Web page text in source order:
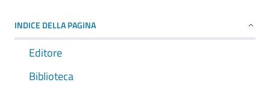
INDICE DELLA PAGINA
Editore
Biblioteca